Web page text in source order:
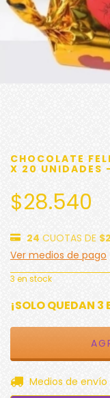
CHOCOLATE
X 20 UNIDADES -
$28.540
24 CUOTAS DE
Ver medios de pago
3 en stock
¡SOLO QUEDAN 3
Entregas para el CP:
Medios de envío